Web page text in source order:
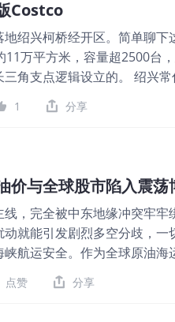
报最明显的问题。 能源业务
能源收入只增长13%至
元的历史项目电芯质保调整
。 相对较好的业务是服务
。 现金流是市场更担心的
长142%，环比增加约33亿
Costco
绍兴柯桥经开区。简单聊
万平方米，容量超2500台
角支点逻辑设立的。 绍兴
贸基础都比较好。按照之前
桥经开区离杭州萧山机场比
比较保守的规划。 2. 柯桥经
大卖场，还将引入运动场馆
优信这种大卖场基本等同于
区域辐射半径，房租成本
家庭共同决策，外加检测
态并进来，消费者可以省
。 6月23日，商务部等部门
励商旅文体健融合以及新场
1 分享
价与全球股市陷入震荡
，完全被中东地缘冲突牢
就能引发剧烈多空分歧，
航运安全。作为全球原油
的反应来得十分迅速，海外
，推动布伦特原油稳稳站上
点赞 分享